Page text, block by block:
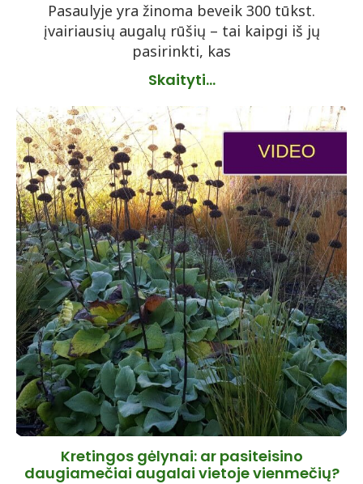
Pasaulyje yra žinoma beveik 300 tūkst.
įvairiausių augalų rūšių – tai kaipgi iš jų
pasirinkti, kas
Skaityti...
Kretingos gėlynai: ar pasiteisino
daugiamečiai augalai vietoje vienmečių?